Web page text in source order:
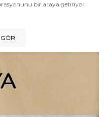
bir araya getiriyor.